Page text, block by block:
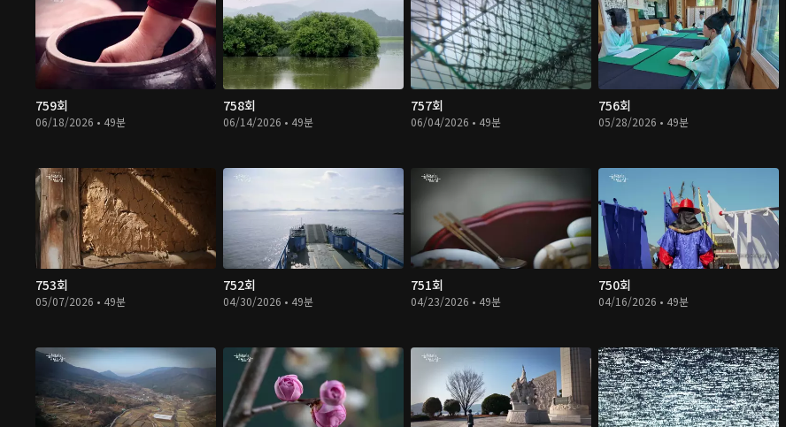
759회
06/18/2026 • 49분
758회
06/14/2026 • 49분
757회
06/04/2026 • 49분
756회
05/28/2026 • 49분
753회
05/07/2026 • 49분
752회
04/30/2026 • 49분
751회
04/23/2026 • 49분
750회
04/16/2026 • 49분